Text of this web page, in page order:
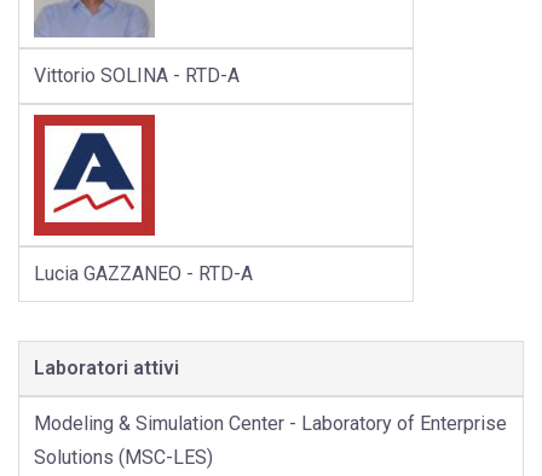
Vittorio SOLINA - RTD-A
Lucia GAZZANEO - RTD-A
Laboratori attivi
Modeling & Simulation Center - Laboratory of Enterprise
Solutions (MSC-LES)